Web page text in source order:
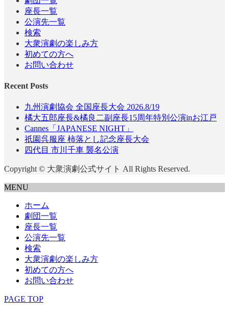
座長一覧
公演先一覧
検索
大衆演劇の楽しみ方
初めての方へ
お問い合わせ
Recent Posts
九州演劇協会 全国座長大会 2026.8/19
橘大五郎座長&橘良二副座長15周年特別公演inお江戸
Cannes「JAPANESE NIGHT」
祇園呉服座 柿落とし記念座長大会
四代目 市川千車 襲名公演
Copyright © 大衆演劇公式サイト All Rights Reserved.
MENU
ホーム
劇団一覧
座長一覧
公演先一覧
検索
大衆演劇の楽しみ方
初めての方へ
お問い合わせ
PAGE TOP